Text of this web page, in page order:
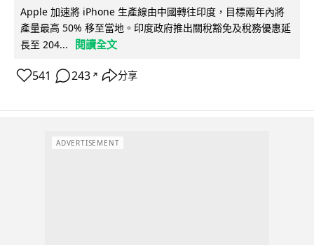
Apple 加速將 iPhone 生產線由中國轉往印度，目標兩年內將
產量最高 50% 移至當地。印度政府推出關稅豁免及稅務優惠延
長至 204...
閱讀全文
541 243 ↗ 分享
ADVERTISEMENT